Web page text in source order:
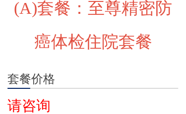
(A)套餐：至尊精密防
癌体检住院套餐
套餐价格
请咨询